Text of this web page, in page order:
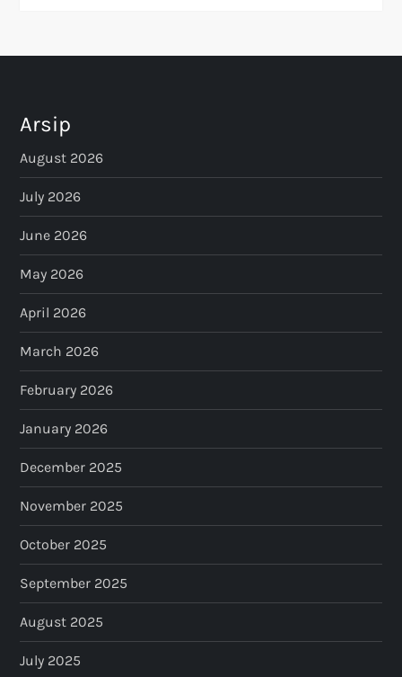
Arsip
August 2026
July 2026
June 2026
May 2026
April 2026
March 2026
February 2026
January 2026
December 2025
November 2025
October 2025
September 2025
August 2025
July 2025